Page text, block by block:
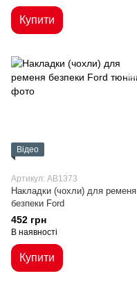
Купити
Відео
Артикул: AB1373
Накладки (чохли) для ременя
безпеки Ford
452 грн
В наявності
Купити